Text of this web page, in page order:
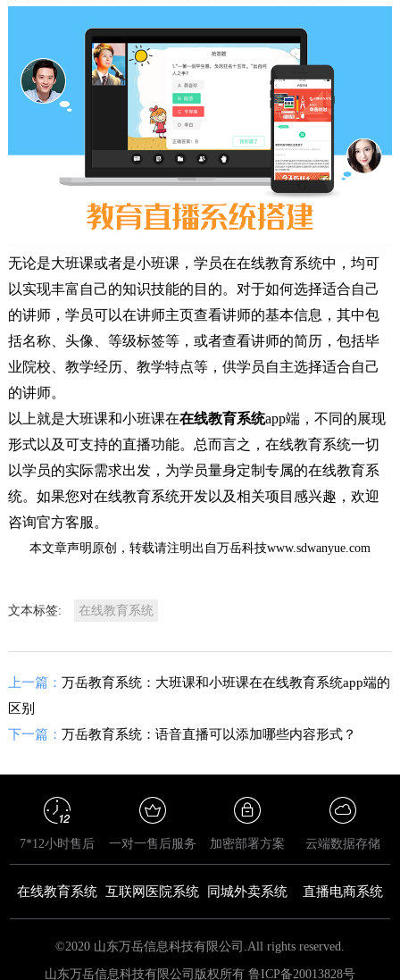
无论是大班课或者是小班课，学员在在线教育系统中，均可
以实现丰富自己的知识技能的目的。对于如何选择适合自己
的讲师，学员可以在讲师主页查看讲师的基本信息，其中包
括名称、头像、等级标签等，或者查看讲师的简历，包括毕
业院校、教学经历、教学特点等，供学员自主选择适合自己
的讲师。
以上就是大班课和小班课在在线教育系统app端，不同的展现
形式以及可支持的直播功能。总而言之，在线教育系统一切
以学员的实际需求出发，为学员量身定制专属的在线教育系
统。如果您对在线教育系统开发以及相关项目感兴趣，欢迎
咨询官方客服。
本文章声明原创，转载请注明出自万岳科技www.sdwanyue.com
文本标签: 在线教育系统
上一篇： 万岳教育系统：大班课和小班课在在线教育系统app端的
区别
下一篇： 万岳教育系统：语音直播可以添加哪些内容形式？
7*12小时售后 一对一售后服务 加密部署方案 云端数据存储
在线教育系统 互联网医院系统 同城外卖系统 直播电商系统
©2020 山东万岳信息科技有限公司.All rights reserved.
山东万岳信息科技有限公司版权所有 鲁ICP备20013828号